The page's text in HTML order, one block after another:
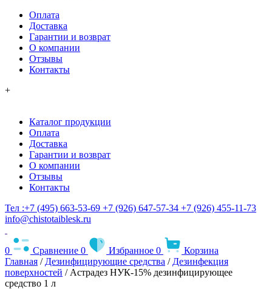
Оплата
Доставка
Гарантии и возврат
О компании
Отзывы
Контакты
+
Каталог продукции
Оплата
Доставка
Гарантии и возврат
О компании
Отзывы
Контакты
Тел :+7 (495) 663-53-69 +7 (926) 647-57-34 +7 (926) 455-11-73
info@chistotaiblesk.ru
0 Сравнение 0 Избранное 0
Корзина
Главная / Дезинфицирующие средства / Дезинфекция
поверхностей / Астрадез НУК-15% дезинфицирующее
средство 1 л